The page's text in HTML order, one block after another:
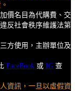
價名目為代購費、交
反社會秩序維護法第
方使用，主辦單位及
FaceBook 或 IG 查
資訊，一旦以虛假資